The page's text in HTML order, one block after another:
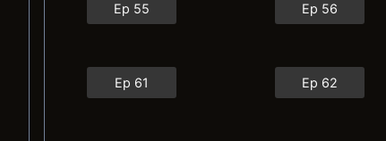
Ep 55 Ep 56
Ep 61 Ep 62